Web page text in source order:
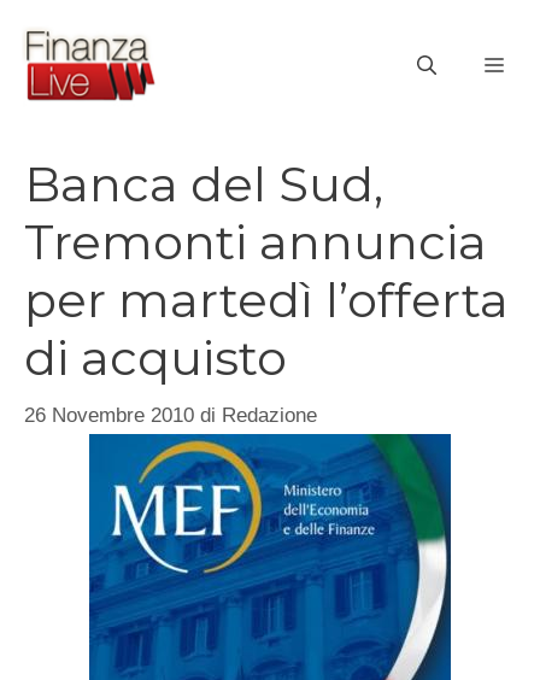
contenuto
Banca del Sud,
Tremonti annuncia
per martedì l’offerta
di acquisto
26 Novembre 2010 di Redazione